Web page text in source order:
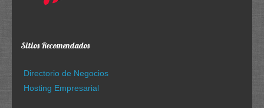
Sitios Recomendados
Directorio de Negocios
Hosting Empresarial